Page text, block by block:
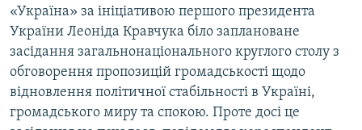
«Україна» за ініціативою першого президента
України Леоніда Кравчука біло заплановане
засідання загальнонаціонального круглого столу з
обговорення пропозицій громадськості щодо
відновлення політичної стабільності в Україні,
громадського миру та спокою. Проте досі це